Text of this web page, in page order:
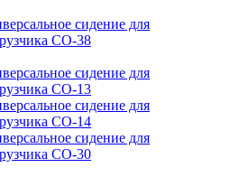
сидение для
CO-38
сидение для
CO-13
сидение для
CO-14
сидение для
CO-30